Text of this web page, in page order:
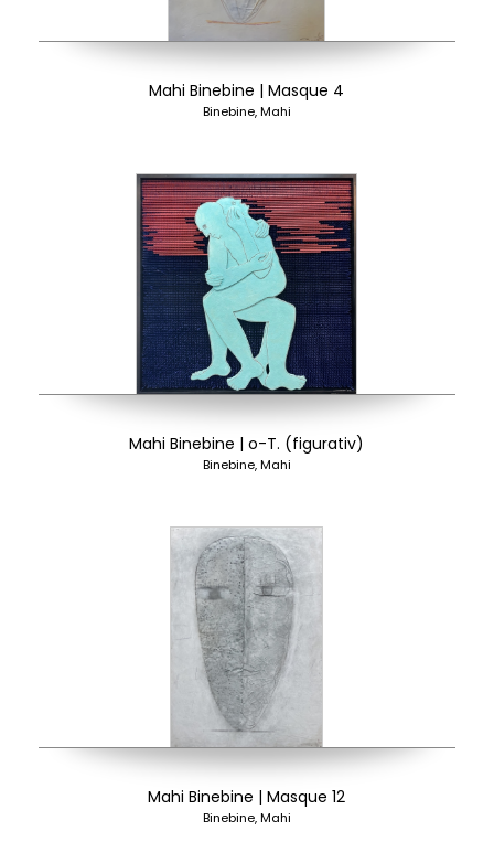
Mahi Binebine | Masque 4
Binebine, Mahi
Mahi Binebine | o-T. (figurativ)
Binebine, Mahi
Mahi Binebine | Masque 12
Binebine, Mahi